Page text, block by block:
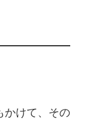
かけて、その